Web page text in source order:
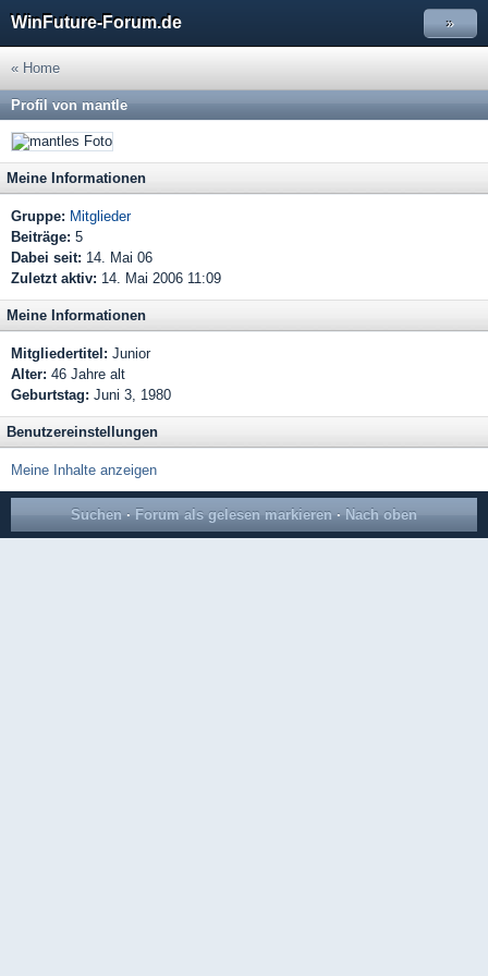
WinFuture-Forum.de »
« Home
Profil von mantle
Meine Informationen
Gruppe: Mitglieder
Beiträge: 5
Dabei seit: 14. Mai 06
Zuletzt aktiv: 14. Mai 2006 11:09
Meine Informationen
Mitgliedertitel: Junior
Alter: 46 Jahre alt
Geburtstag: Juni 3, 1980
Benutzereinstellungen
Meine Inhalte anzeigen
Suchen · Forum als gelesen markieren · Nach oben